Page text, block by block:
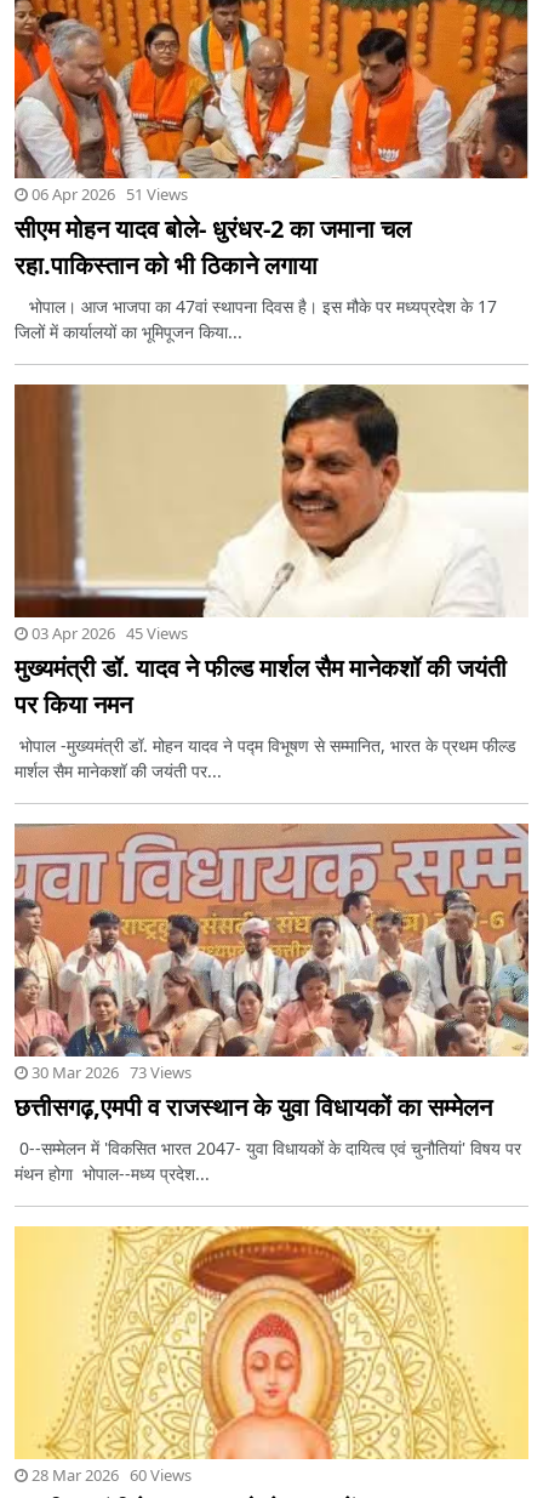
06 Apr 2026 51 Views
सीएम मोहन यादव बोले- धुरंधर-2 का जमाना चल
रहा.पाकिस्तान को भी ठिकाने लगाया
भोपाल। आज भाजपा का 47वां स्थापना दिवस है। इस मौके पर मध्यप्रदेश के 17
जिलों में कार्यालयों का भूमिपूजन किया...
03 Apr 2026 45 Views
मुख्यमंत्री डॉ. यादव ने फील्ड मार्शल सैम मानेकशॉ की जयंती
पर किया नमन
भोपाल -मुख्यमंत्री डॉ. मोहन यादव ने पद्म विभूषण से सम्मानित, भारत के प्रथम फील्ड
मार्शल सैम मानेकशॉ की जयंती पर...
30 Mar 2026 73 Views
छत्तीसगढ़,एमपी व राजस्थान के युवा विधायकों का सम्मेलन
0--सम्मेलन में 'विकसित भारत 2047- युवा विधायकों के दायित्व एवं चुनौतियां' विषय पर
मंथन होगा भोपाल--मध्य प्रदेश...
28 Mar 2026 60 Views